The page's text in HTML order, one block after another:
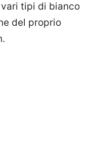
tipi di bianco
del proprio